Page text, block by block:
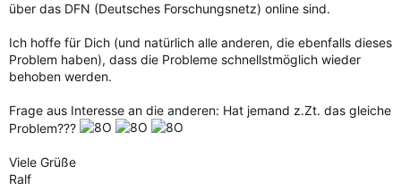
über das DFN (Deutsches Forschungsnetz) online sind.
Ich hoffe für Dich (und natürlich alle anderen, die ebenfalls dieses
Problem haben), dass die Probleme schnellstmöglich wieder
behoben werden.
Frage aus Interesse an die anderen: Hat jemand z.Zt. das gleiche
Problem???
Viele Grüße
Ralf